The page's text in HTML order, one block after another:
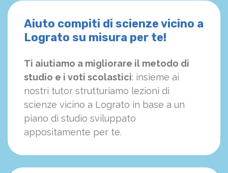
Aiuto compiti di scienze vicino a
Lograto su misura per te!
Ti aiutiamo a migliorare il metodo di
studio e i voti scolastici: insieme ai
nostri tutor strutturiamo lezioni di
scienze vicino a Lograto in base a un
piano di studio sviluppato
appositamente per te.